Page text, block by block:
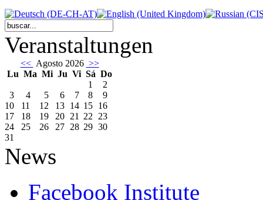
Veranstaltungen
<< Agosto 2026 >>
Lu Ma Mi Ju Vi Sá Do
1
2
3
4 5 6 7 8
9
10
11 12 13 14 15 16
17
18 19 20 21 22 23
24
25 26 27 28 29 30
31
News
Facebook Institute